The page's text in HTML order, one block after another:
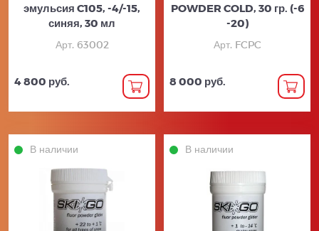
эмульсия C105, -4/-15,
синяя, 30 мл
Арт. 63002
4 800 руб.
POWDER COLD, 30 гр. (-6
-20)
Арт. FCPC
8 000 руб.
В наличии В наличии